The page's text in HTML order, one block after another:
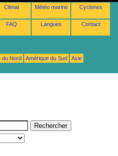
Climat Météo marine Cyclones
FAQ Langues Contact
du Nord Amérique du Sud
Asie